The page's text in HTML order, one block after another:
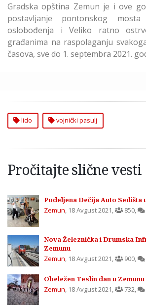
Gradska opština Zemun je i ove
postavljanje pontonskog
oslobođenja i Veliko ratno
građanima na raspolaganju
časova, sve do 1. septembra 2021.
lido vojnički pasulj
Pročitajte slične vesti
Podeljena Dečija Auto Sedišta
Zemun, 18 Avgust 2021, 850,
Nova Železnička i Drumska
Zemunu
Zemun, 18 Avgust 2021, 900,
Obeležen Teslin dan u Zemunu
Zemun, 18 Avgust 2021, 732,